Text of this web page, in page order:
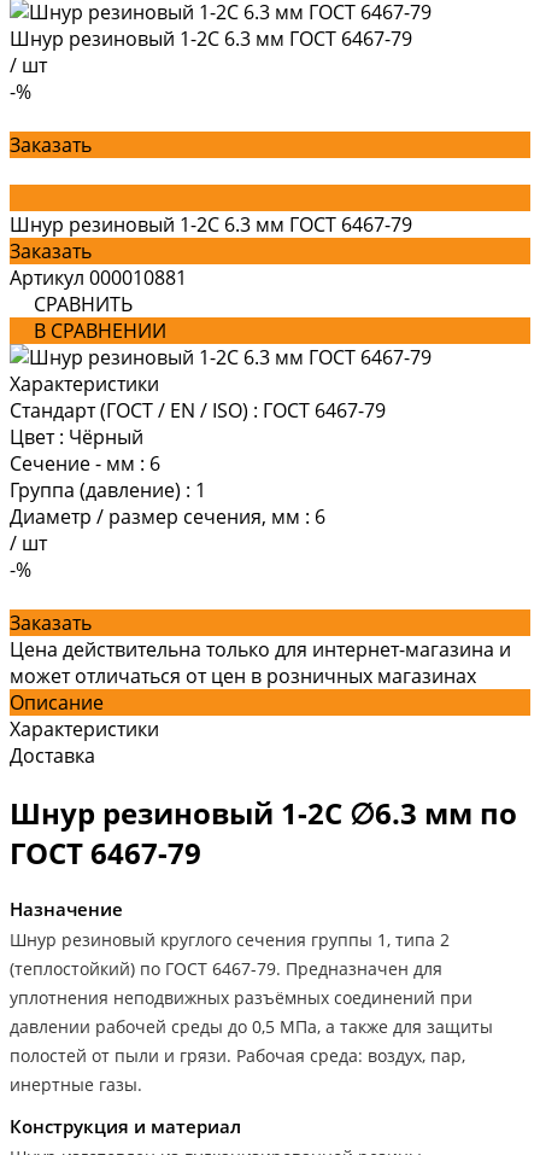
Шнур резиновый 1-2С 6.3 мм ГОСТ 6467-79
/ шт
-%
Заказать
Шнур резиновый 1-2С 6.3 мм ГОСТ 6467-79
Заказать
Артикул 000010881
СРАВНИТЬ
В СРАВНЕНИИ
Характеристики
Стандарт (ГОСТ / EN / ISO) : ГОСТ 6467-79
Цвет : Чёрный
Сечение - мм : 6
Группа (давление) : 1
Диаметр / размер сечения, мм : 6
/ шт
-%
Заказать
Цена действительна только для интернет-магазина и
может отличаться от цен в розничных магазинах
Описание
Характеристики
Доставка
Шнур резиновый 1-2С ∅6.3 мм по
ГОСТ 6467-79
Назначение
Шнур резиновый круглого сечения группы 1, типа 2
(теплостойкий) по ГОСТ 6467-79. Предназначен для
уплотнения неподвижных разъёмных соединений при
давлении рабочей среды до 0,5 МПа, а также для защиты
полостей от пыли и грязи. Рабочая среда: воздух, пар,
инертные газы.
Конструкция и материал